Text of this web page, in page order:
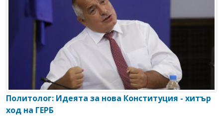
Политолог: Идеята за нова Конституция - хитър
ход на ГЕРБ